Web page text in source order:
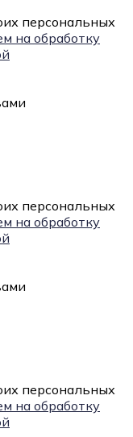
персональных
на обработку
персональных
на обработку
персональных
на обработку